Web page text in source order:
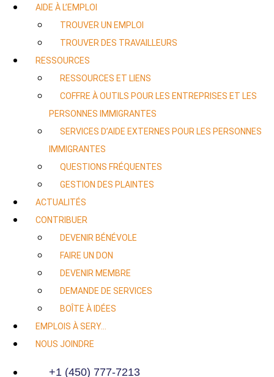
AIDE À L’EMPLOI
TROUVER UN EMPLOI
TROUVER DES TRAVAILLEURS
RESSOURCES
RESSOURCES ET LIENS
COFFRE À OUTILS POUR LES ENTREPRISES ET LES
PERSONNES IMMIGRANTES
SERVICES D’AIDE EXTERNES POUR LES PERSONNES
IMMIGRANTES
QUESTIONS FRÉQUENTES
GESTION DES PLAINTES
ACTUALITÉS
CONTRIBUER
DEVENIR BÉNÉVOLE
FAIRE UN DON
DEVENIR MEMBRE
DEMANDE DE SERVICES
BOÎTE À IDÉES
EMPLOIS À SERY…
NOUS JOINDRE
+1 (450) 777-7213